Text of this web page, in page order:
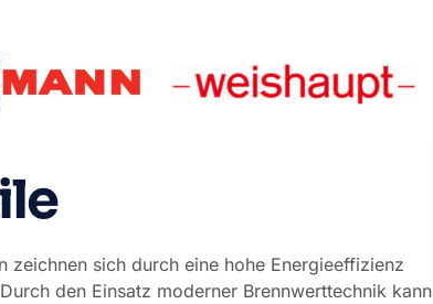
zeichnen sich durch eine hohe Energieeffizienz
den Einsatz moderner Brennwerttechnik kann